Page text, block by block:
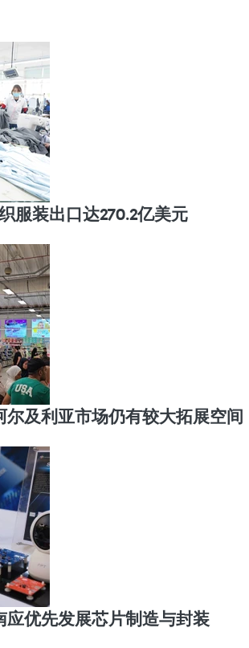
服装出口达270.2亿美元
尔及利亚市场仍有较大拓展空间
应优先发展芯片制造与封装